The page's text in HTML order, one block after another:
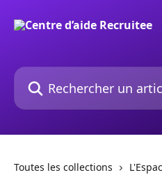
Rechercher un article...
Toutes les collections